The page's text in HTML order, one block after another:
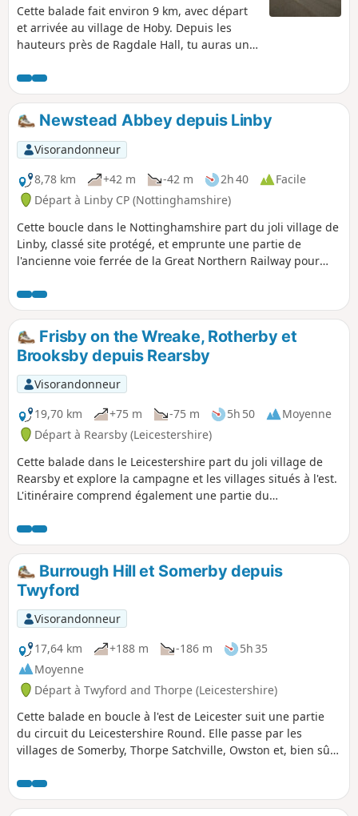
Cette balade fait environ 9 km, avec départ
et arrivée au village de Hoby. Depuis les
hauteurs près de Ragdale Hall, tu auras une
Leicestershire. L'itinéraire et les sentiers
sont bien entretenus, avec des balises bien
visibles et seulement quelques échaliers. La
plupart des chemins traversent des champs
cultivés ou des pâturages, mais attention,
certains champs peuvent contenir des
taureaux selon la période de l'année.
Newstead Abbey depuis Linby
Visorandonneur
8,78 km
+42 m -42 m 2h 40
Facile
Départ à Linby CP (Nottinghamshire)
Cette boucle dans le Nottinghamshire part du joli village de
Linby, classé site protégé, et emprunte une partie de
l'ancienne voie ferrée de la Great Northern Railway pour
augustinien construit par Henri II en 1170. Le retour à Linby
se fait par Abbey Woods et le village de Papplewick.
Frisby on the Wreake, Rotherby et
Brooksby depuis Rearsby
Visorandonneur
19,70 km
+75 m -75 m 5h 50
Moyenne
Départ à Rearsby (Leicestershire)
Cette balade dans le Leicestershire part du joli village de
Rearsby et explore la campagne et les villages situés à l'est.
L'itinéraire comprend également une partie du
Burrough Hill et Somerby depuis
Twyford
Visorandonneur
17,64 km
+188 m -186 m
5h 35
Moyenne
Départ à Twyford and Thorpe (Leicestershire)
Cette balade en boucle à l'est de Leicester suit une partie
du circuit du Leicestershire Round. Elle passe par les
villages de Somerby, Thorpe Satchville, Owston et, bien sûr,